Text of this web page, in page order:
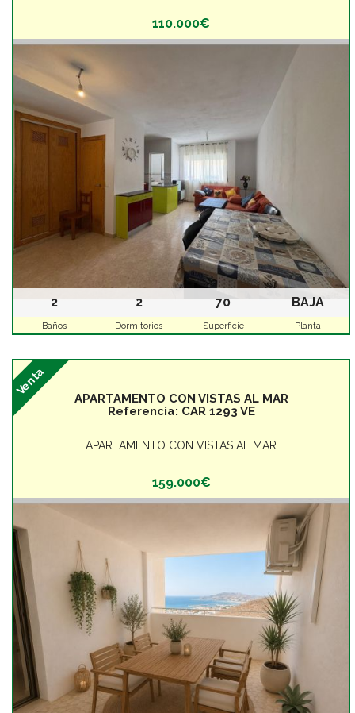
110.000€
2
Baños
2
Dormitorios
70
Superficie
BAJA
Planta
APARTAMENTO CON VISTAS AL MAR
Referencia: CAR 1293 VE
APARTAMENTO CON VISTAS AL MAR
Venta
159.000€